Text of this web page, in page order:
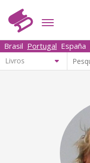
Brasil Portugal España